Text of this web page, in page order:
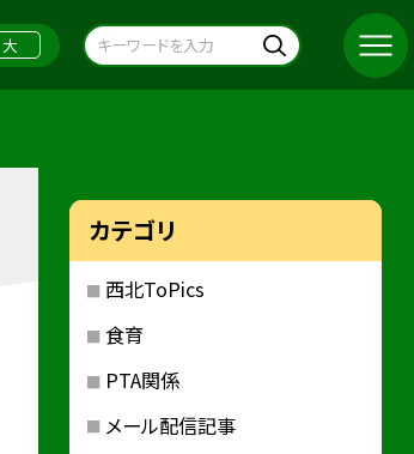
大
カテゴリ
西北ToPics
食育
PTA関係
メール配信記事